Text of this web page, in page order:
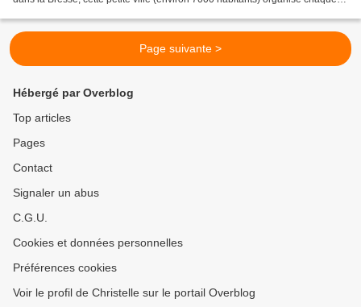
Page suivante >
Hébergé par Overblog
Top articles
Pages
Contact
Signaler un abus
C.G.U.
Cookies et données personnelles
Préférences cookies
Voir le profil de Christelle sur le portail Overblog